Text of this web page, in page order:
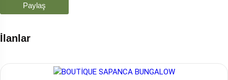
Paylaş
İlanlar